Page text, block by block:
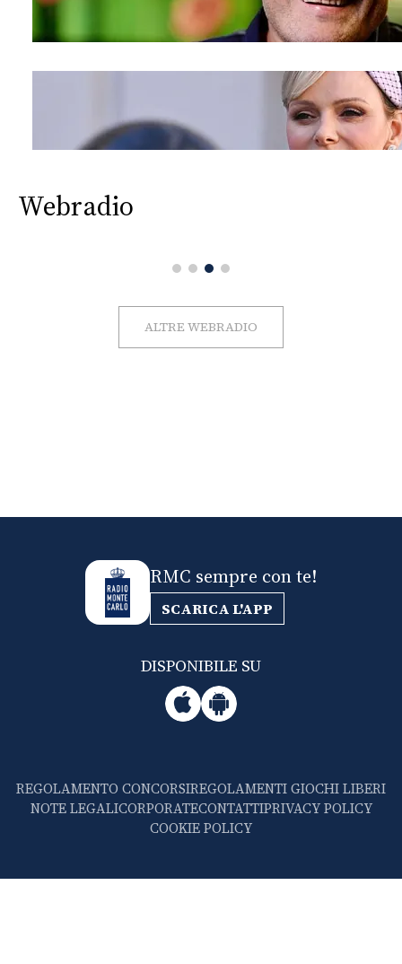
Webradio
ALTRE WEBRADIO
RMC sempre con te!
SCARICA L'APP
DISPONIBILE SU
REGOLAMENTO CONCORSIREGOLAMENTI GIOCHI LIBERI
NOTE LEGALICORPORATECONTATTIPRIVACY POLICY
COOKIE POLICY